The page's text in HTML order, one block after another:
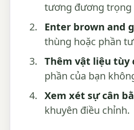
tương đương trọng
Enter brown and
thùng hoặc phần
Thêm vật liệu tùy
phần của bạn
Xem xét sự cân
khuyên điều chỉnh.